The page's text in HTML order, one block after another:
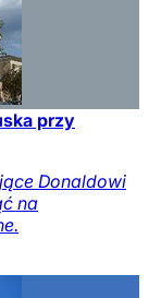
przy
Donaldowi
na